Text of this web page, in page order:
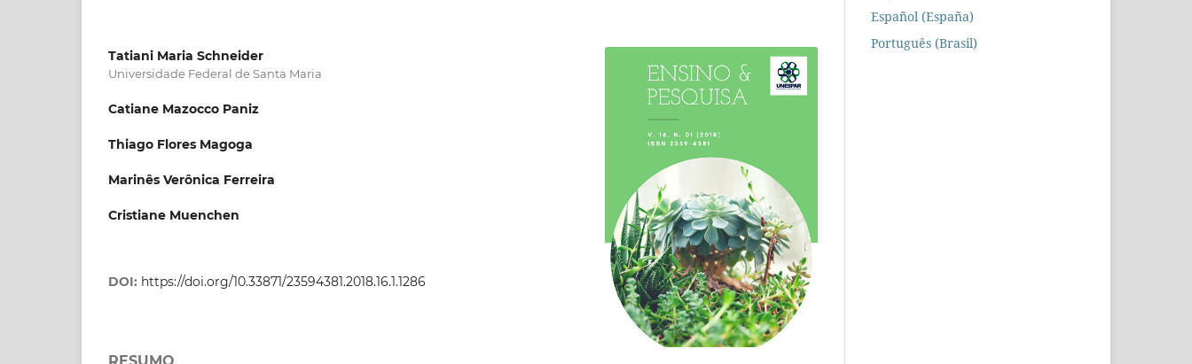
Tatiani Maria Schneider
Universidade Federal de Santa Maria
Catiane Mazocco Paniz
Thiago Flores Magoga
Marinês Verônica Ferreira
Cristiane Muenchen
DOI: https://doi.org/10.33871/23594381.2018.16.1.1286
Español (España)
Português (Brasil)